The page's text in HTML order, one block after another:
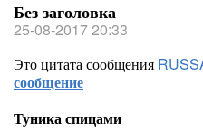
Без заголовка
25-08-2017 20:33
Это цитата сообщения
сообщение
Туника спицами